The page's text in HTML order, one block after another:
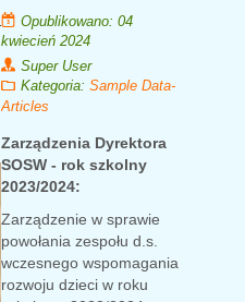
Opublikowano: 04
kwiecień 2024
Super User
Kategoria: Sample Data-
Articles
Zarządzenia Dyrektora
SOSW - rok szkolny
2023/2024:
Zarządzenie w sprawie
powołania zespołu d.s.
wczesnego wspomagania
rozwoju dzieci w roku